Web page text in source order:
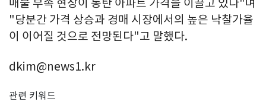
매물 부족 현상이 동탄 아파트 가격을 이끌고 있다"며
"당분간 가격 상승과 경매 시장에서의 높은 낙찰가율
이 이어질 것으로 전망된다"고 말했다.
dkim@news1.kr
관련 키워드